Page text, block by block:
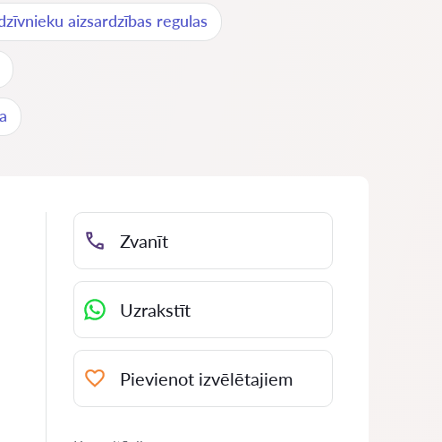
aizsardzības regulas
Zvanīt
Uzrakstīt
Pievienot izvēlētajiem